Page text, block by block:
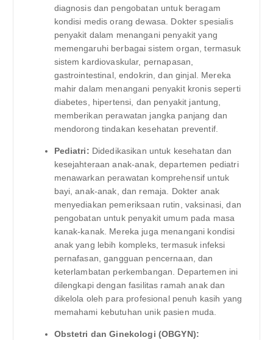
diagnosis dan pengobatan untuk beragam
kondisi medis orang dewasa. Dokter spesialis
penyakit dalam menangani penyakit yang
memengaruhi berbagai sistem organ, termasuk
sistem kardiovaskular, pernapasan,
gastrointestinal, endokrin, dan ginjal. Mereka
mahir dalam menangani penyakit kronis seperti
diabetes, hipertensi, dan penyakit jantung,
memberikan perawatan jangka panjang dan
mendorong tindakan kesehatan preventif.
Pediatri: Didedikasikan untuk kesehatan dan
kesejahteraan anak-anak, departemen pediatri
menawarkan perawatan komprehensif untuk
bayi, anak-anak, dan remaja. Dokter anak
menyediakan pemeriksaan rutin, vaksinasi, dan
pengobatan untuk penyakit umum pada masa
kanak-kanak. Mereka juga menangani kondisi
anak yang lebih kompleks, termasuk infeksi
pernafasan, gangguan pencernaan, dan
keterlambatan perkembangan. Departemen ini
dilengkapi dengan fasilitas ramah anak dan
dikelola oleh para profesional penuh kasih yang
memahami kebutuhan unik pasien muda.
Obstetri dan Ginekologi (OBGYN):